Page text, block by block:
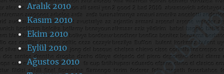
Aralık 2010
Kasım 2010
Ekim 2010
Eylül 2010
Ağustos 2010